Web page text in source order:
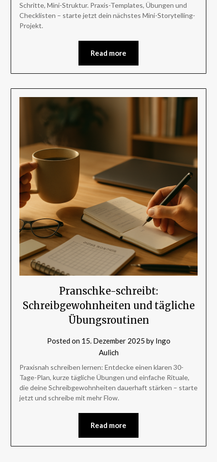
Schritte, Mini-Struktur. Praxis-Templates, Übungen und
Checklisten – starte jetzt dein nächstes Mini-Storytelling-
Projekt.
Read more
Pranschke-schreibt:
Schreibgewohnheiten und tägliche
Übungsroutinen
Posted on 15. Dezember 2025 by Ingo
Aulich
Praxisnah schreiben lernen: Entdecke einen klaren 30-
Tage-Plan, kurze tägliche Übungen und einfache Rituale,
die deine Schreibgewohnheiten dauerhaft stärken – starte
jetzt und schreibe mit mehr Flow.
Read more